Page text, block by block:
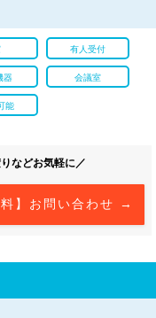
有人受付
器 会議室
能
などお気軽に／
料】お問い合わせ →